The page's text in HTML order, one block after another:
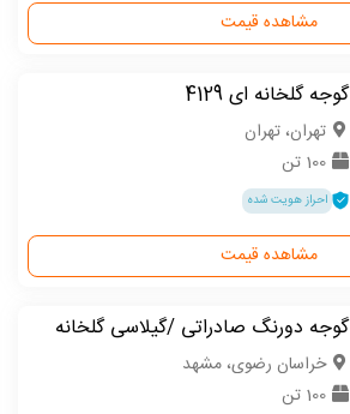
مشاهده قیمت
گوجه گلخانه ای 4129
تهران، تهران
100 تن
احراز هویت شده
مشاهده قیمت
گوجه دورنگ صادراتی /گیلاسی گلخانه
خراسان رضوی، مشهد
100 تن